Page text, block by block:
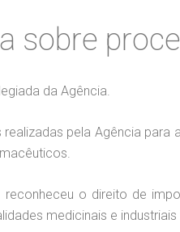
sobre
da Agência.
pela Agência para
o direito de
medicinais e